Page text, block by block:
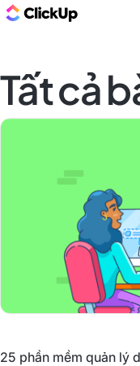
Tất cả
25 phần mềm quản lý